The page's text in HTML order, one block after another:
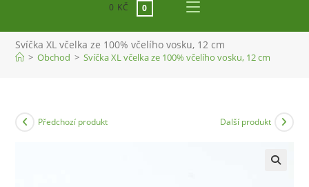
0 KČ 0
Svíčka XL včelka ze 100% včelího vosku, 12 cm
> Obchod > Svíčka XL včelka ze 100% včelího vosku, 12 cm
Předchozí produkt Další produkt